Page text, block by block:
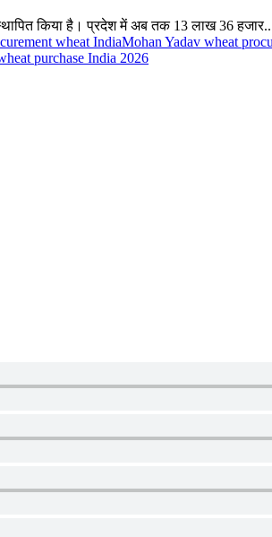
किया है। प्रदेश में अब तक 13 लाख 36
wheat IndiaMohan Yadav wheat
purchase India 2026